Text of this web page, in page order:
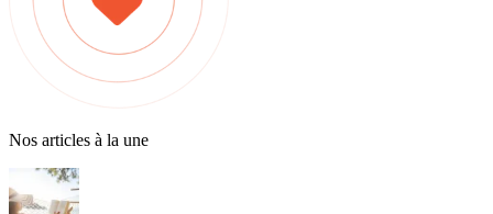
Nos articles à la une